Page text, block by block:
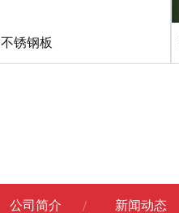
不锈钢板
公司简介 新闻动态